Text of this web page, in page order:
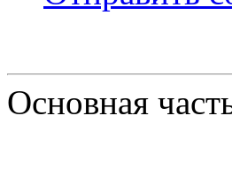
Основная